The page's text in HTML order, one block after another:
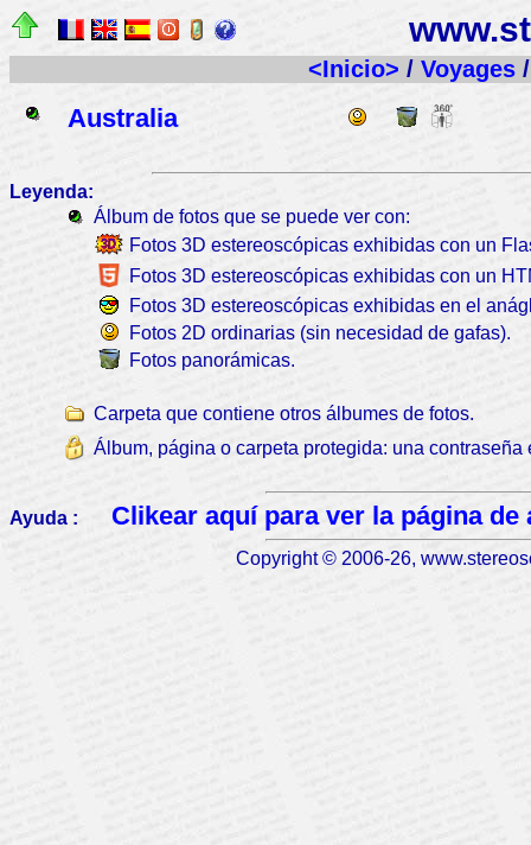
<Inicio> / Voyages
Australia
Leyenda:
Álbum de fotos que se puede ver con:
Fotos 3D estereoscópicas exhibidas con un
Fotos 3D estereoscópicas exhibidas con un
Fotos 3D estereoscópicas exhibidas en el
Fotos 2D ordinarias (sin necesidad de gafas).
Fotos panorámicas.
Carpeta que contiene otros álbumes de fotos.
Álbum, página o carpeta protegida: una
Ayuda : Clikear aquí para ver la página de
Copyright © 2006-26,